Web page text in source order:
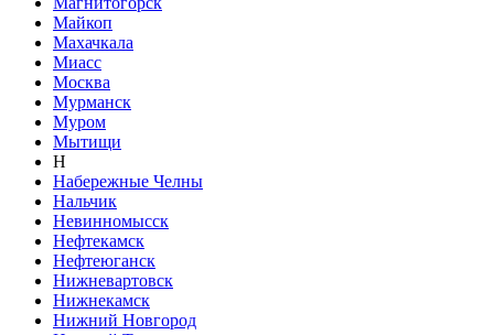
Майкоп
Махачкала
Миасс
Москва
Мурманск
Муром
Мытищи
Н
Набережные Челны
Нальчик
Невинномысск
Нефтекамск
Нефтеюганск
Нижневартовск
Нижнекамск
Нижний Новгород